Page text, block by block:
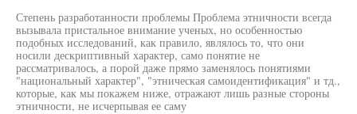
Степень разработанности проблемы Проблема этничности всегда
вызывала пристальное внимание ученых, но особенностью
подобных исследований, как правило, являлось то, что они
носили дескриптивный характер, само понятие не
рассматривалось, а порой даже прямо заменялось понятиями
"национальный характер", "этническая самоидентификация" и тд.,
которые, как мы покажем ниже, отражают лишь разные стороны
этничности, не исчерпывая ее саму